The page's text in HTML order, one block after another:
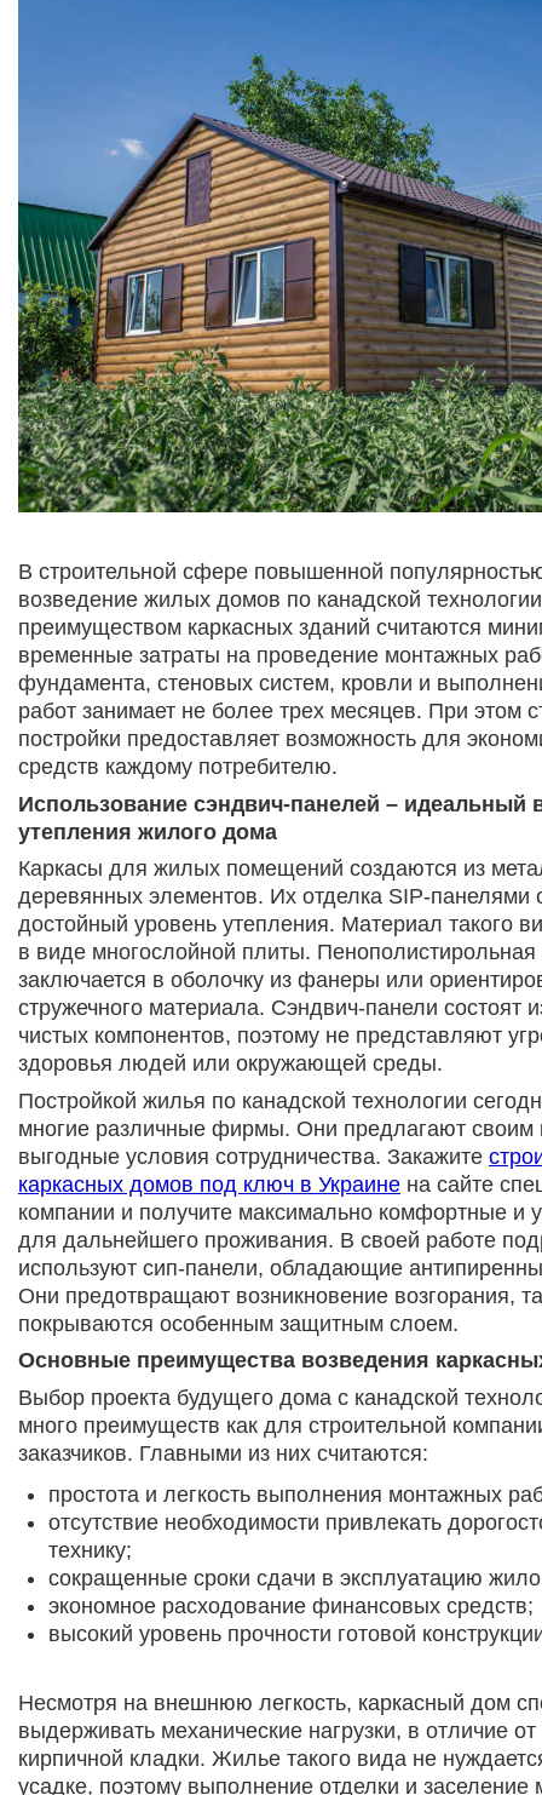
В строительной сфере повышенной
возведение жилых домов по канадской
преимуществом каркасных зданий считаются
временные затраты на проведение монтажных
фундамента, стеновых систем, кровли и
работ занимает не более трех месяцев. При этом
постройки предоставляет возможность для
средств каждому потребителю.
Использование сэндвич-панелей – идеальный
утепления жилого дома
Каркасы для жилых помещений создаются из
деревянных элементов. Их отделка SIP-панелями
достойный уровень утепления. Материал такого
в виде многослойной плиты. Пенополистирольная
заключается в оболочку из фанеры или
стружечного материала. Сэндвич-панели состоят
чистых компонентов, поэтому не представляют
здоровья людей или окружающей среды.
Постройкой жилья по канадской технологии
многие различные фирмы. Они предлагают своим
выгодные условия сотрудничества. Закажите
каркасных домов под ключ в Украине на сайте
компании и получите максимально комфортные и
для дальнейшего проживания. В своей работе
используют сип-панели, обладающие
Они предотвращают возникновение возгорания,
покрываются особенным защитным слоем.
Основные преимущества возведения
Выбор проекта будущего дома с канадской
много преимуществ как для строительной
заказчиков. Главными из них считаются:
простота и легкость выполнения монтажных
отсутствие необходимости привлекать
технику;
сокращенные сроки сдачи в эксплуатацию
экономное расходование финансовых средств;
высокий уровень прочности готовой
Несмотря на внешнюю легкость, каркасный дом
выдерживать механические нагрузки, в отличие
кирпичной кладки. Жилье такого вида не
усадке, поэтому выполнение отделки и заселение